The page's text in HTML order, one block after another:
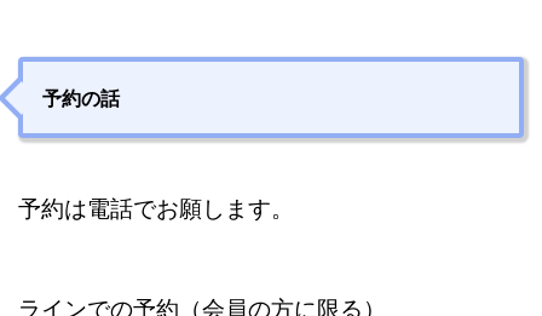
予約の話
予約は電話でお願します。
ラインでの予約（会員の方に限る）